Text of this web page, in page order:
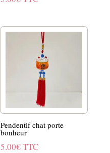
Pendentif chat porte
bonheur
5.00€TTC